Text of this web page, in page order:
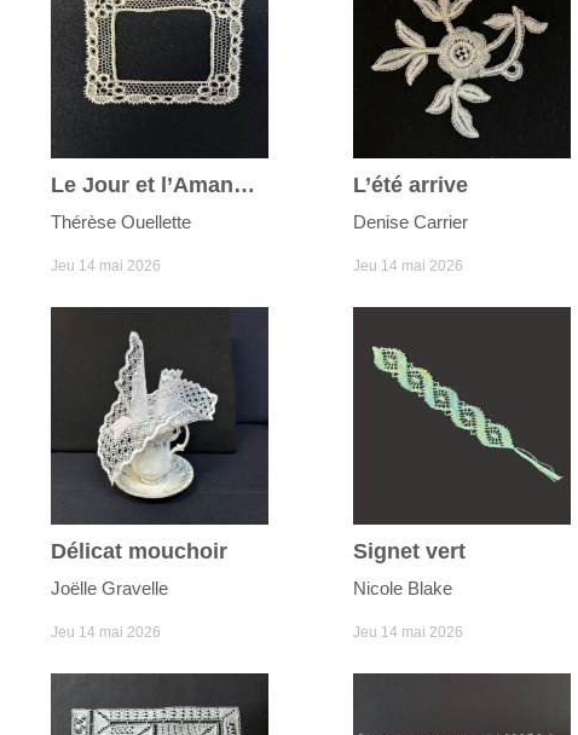
Le Jour et l’Amande
Thérèse Ouellette
Jeu 14 mai 2026
L’été arrive
Denise Carrier
Jeu 14 mai 2026
Délicat mouchoir
Joëlle Gravelle
Jeu 14 mai 2026
Signet vert
Nicole Blake
Jeu 14 mai 2026